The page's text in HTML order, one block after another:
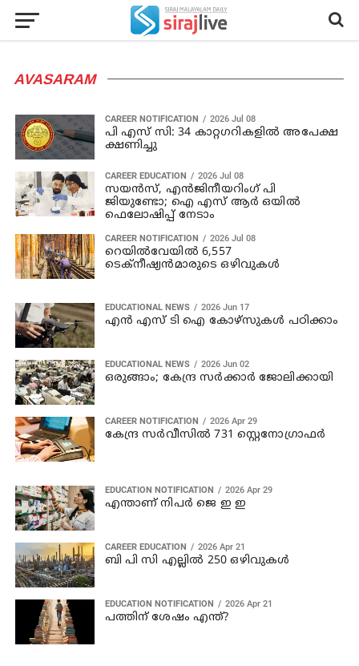
AVASARAM
CAREER NOTIFICATION 2026 Jul 08
പി എസ് സി: 34 കാറ്റഗറികളില്‍ അപേക്ഷ
ക്ഷണിച്ചു
CAREER EDUCATION 2026 Jul 08
സയൻസ്, എൻജിനീയറിംഗ് പി
ജിയുണ്ടോ; ഐ എസ് ആർ ഒയിൽ
ഫെലോഷിപ്പ് നേടാം
CAREER NOTIFICATION 2026 Jul 08
റെയിൽവേയിൽ 6,557
ടെക്നീഷ്യൻമാരുടെ ഒഴിവുകള്‍
EDUCATIONAL NEWS 2026 Jun 17
എൻ എസ് ടി ഐ കോഴ്‌സുകൾ പഠിക്കാം
EDUCATIONAL NEWS 2026 Jun 02
ഒരുങ്ങാം; കേന്ദ്ര സർക്കാർ ജോലിക്കായി
CAREER NOTIFICATION 2026 Apr 29
കേന്ദ്ര സർവീസിൽ 731 സ്റ്റെനോഗ്രാഫർ
EDUCATION NOTIFICATION 2026 Apr 29
എന്താണ് നിപർ ജെ ഇ ഇ
CAREER EDUCATION 2026 Apr 21
ബി പി സി എല്ലിൽ 250 ഒഴിവുകൾ
EDUCATION NOTIFICATION 2026 Apr 21
പത്തിന് ശേഷം എന്ത്?